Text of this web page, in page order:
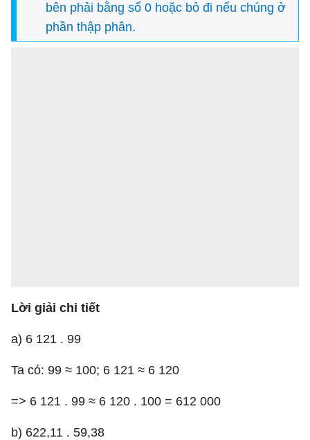
bên phải bằng số 0 hoặc bỏ đi nếu chúng ở
phần thập phân.
Lời giải chi tiết
a) 6 121 . 99
Ta có: 99 ≈ 100; 6 121 ≈ 6 120
=> 6 121 . 99 ≈ 6 120 . 100 = 612 000
b) 622,11 . 59,38